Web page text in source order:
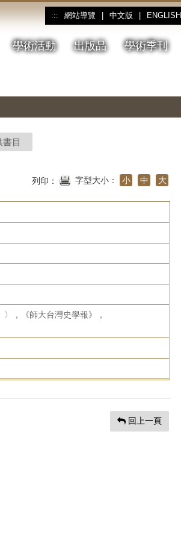
::: 網站導覽 中文版 ENGLISH
學術活動 出版品 學術季刊
目
列印： 字型大小： 小 中 大
，《師大台灣史學報》，
回上一頁